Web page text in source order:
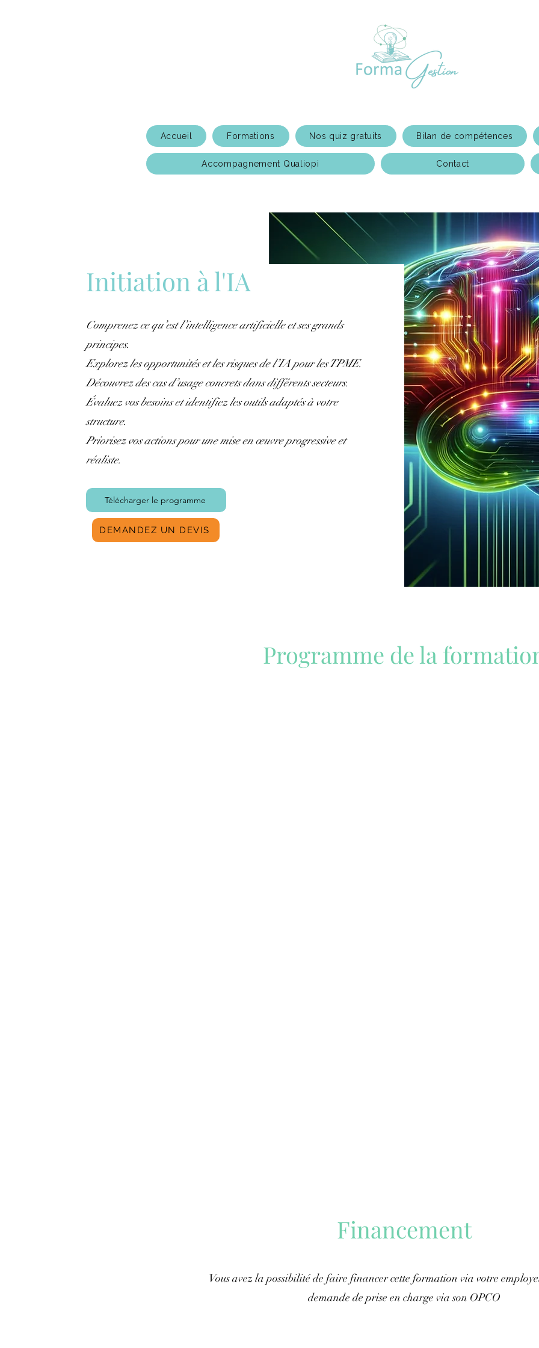
Accueil Formations Nos quiz gratuits Bilan de compétences
Accompagnement Qualiopi Contact
Initiation à l'IA
Comprenez ce qu’est l’intelligence artificielle et ses grands
principes.
Explorez les opportunités et les risques de l’IA pour les TPME.
Découvrez des cas d’usage concrets dans différents secteurs.
Évaluez vos besoins et identifiez les outils adaptés à votre
structure.
Priorisez vos actions pour une mise en œuvre progressive et
réaliste.
Télécharger le programme
DEMANDEZ UN DEVIS
Programme de la
Financement
Vous avez la possibilité de faire financer cette formation via votre
demande de prise en charge via son OPCO